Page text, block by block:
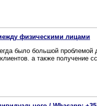
физическими лицами
было большой проблемой
а также получение